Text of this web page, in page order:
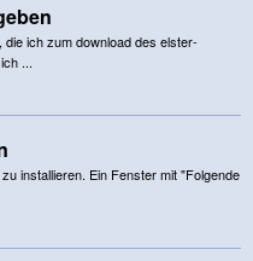
ich zum download des elster-
...
installieren. Ein Fenster mit "Folgende